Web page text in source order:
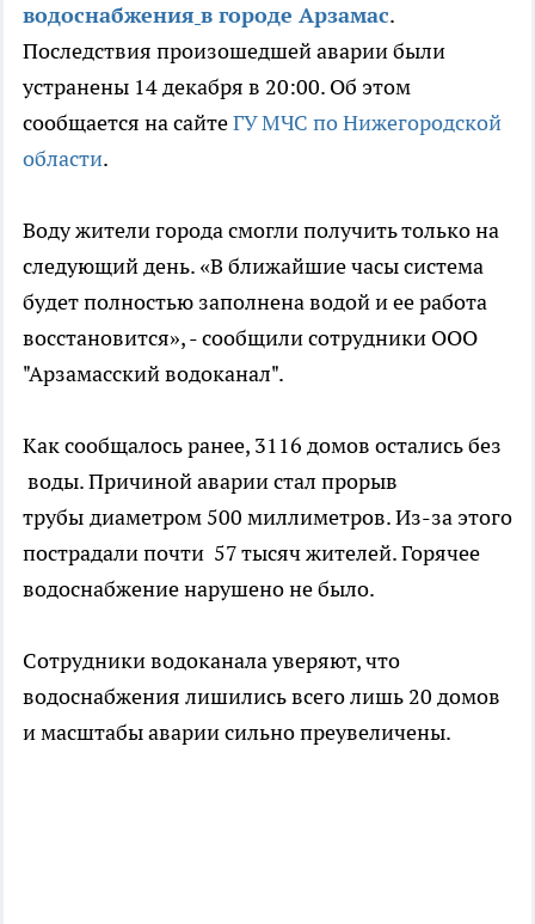
водоснабжения в городе Арзамас.
Последствия произошедшей аварии были
устранены 14 декабря в 20:00. Об этом
сообщается на сайтеГУ МЧС по Нижегородской
области.
Воду жители города смогли получить только на
следующий день. «В ближайшие часы система
будет полностью заполнена водой и ее работа
восстановится», - сообщили сотрудники ООО
"Арзамасский водоканал".
Как сообщалось ранее, 3116 домов остались без
воды. Причиной аварии стал прорыв
трубы диаметром 500 миллиметров. Из-за этого
пострадали почти 57 тысяч жителей. Горячее
водоснабжение нарушено не было.
Сотрудники водоканала уверяют, что
водоснабжения лишились всего лишь 20 домов
и масштабы аварии сильно преувеличены.